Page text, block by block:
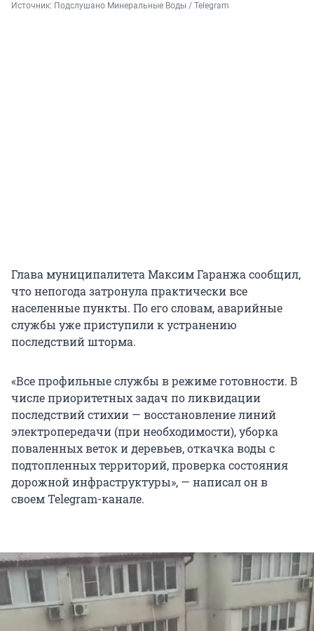
Источник: Подслушано Минеральные Воды / Telegram
Глава муниципалитета Максим Гаранжа сообщил,
что непогода затронула практически все
населенные пункты. По его словам, аварийные
службы уже приступили к устранению
последствий шторма.
«Все профильные службы в режиме готовности. В
числе приоритетных задач по ликвидации
последствий стихии — восстановление линий
электропередачи (при необходимости), уборка
поваленных веток и деревьев, откачка воды с
подтопленных территорий, проверка состояния
дорожной инфраструктуры», — написал он в
своем Telegram-канале.